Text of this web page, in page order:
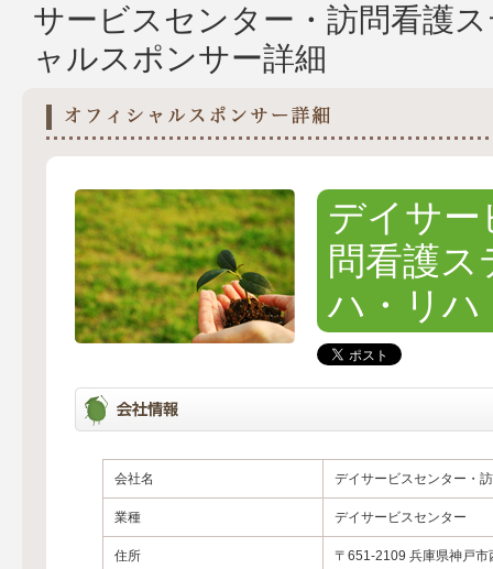
サービスセンター・訪問看
ャルスポンサー詳細
デイサー
問看護
ハ・リハ
会社名 デイサービスセンター
業種 デイサービスセンター
住所 〒651-2109 兵庫県神戸